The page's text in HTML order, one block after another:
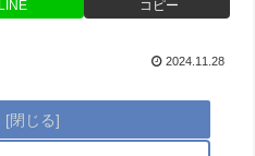
LINE コピー
2024.11.28